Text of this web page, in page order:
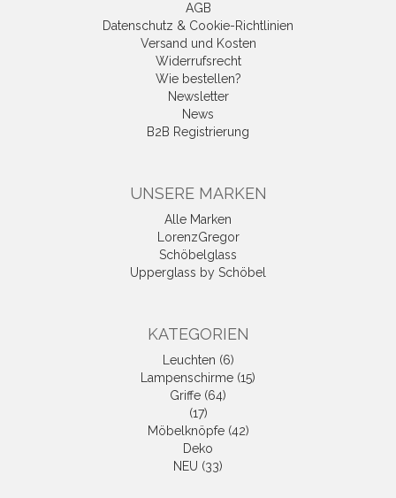
AGB
Datenschutz & Cookie-Richtlinien
Versand und Kosten
Widerrufsrecht
Wie bestellen?
Newsletter
News
B2B Registrierung
UNSERE MARKEN
Alle Marken
LorenzGregor
Schöbelglass
Upperglass by Schöbel
KATEGORIEN
Leuchten (6)
Lampenschirme (15)
Griffe (64)
(17)
Möbelknöpfe (42)
Deko
NEU (33)